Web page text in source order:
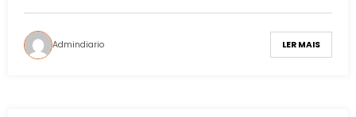
Admindiario LER MAIS